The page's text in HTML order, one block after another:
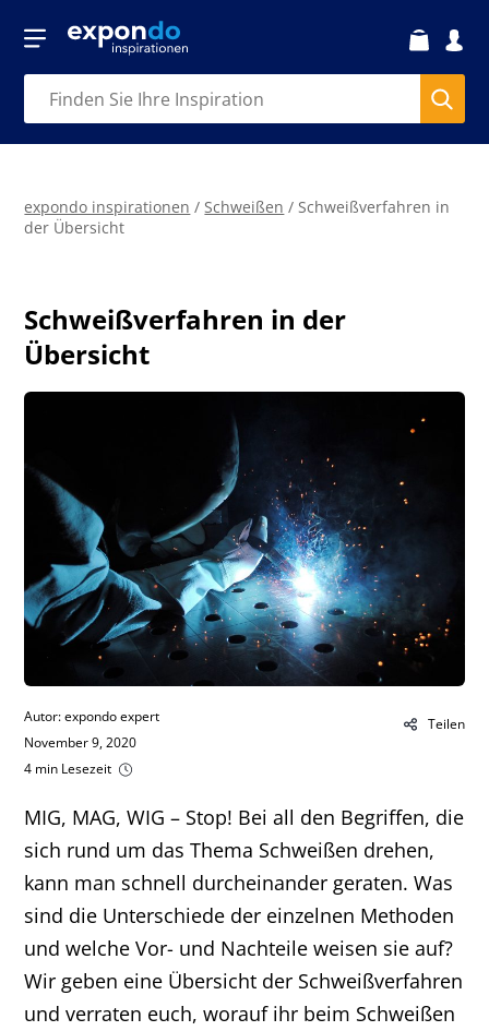
expondo inspirationen /Schweißen /Schweißverfahren in
der Übersicht
Schweißverfahren in der
Übersicht
MIG, MAG, WIG – Stop! Bei all den Begriffen, die
sich rund um das Thema Schweißen drehen,
kann man schnell durcheinander geraten. Was
sind die Unterschiede der einzelnen Methoden
und welche Vor- und Nachteile weisen sie auf?
Wir geben eine Übersicht der Schweißverfahren
und verraten euch, worauf ihr beim Schweißen
Teilen
Autor: expondo expert
November 9, 2020
4 min Lesezeit